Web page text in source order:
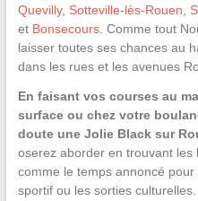
Quevilly, Sotteville-lès-Rouen
et Bonsecours. Comme tout
laisser toutes ses chances au
dans les rues et les avenues
En faisant vos courses au
surface ou chez votre
doute une Jolie Black sur
oserez aborder en trouvant les
comme le temps annoncé pour
sportif ou les sorties